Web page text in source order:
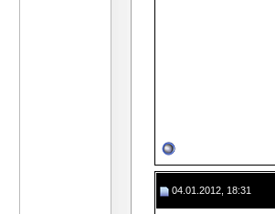
04.01.2012, 18:31